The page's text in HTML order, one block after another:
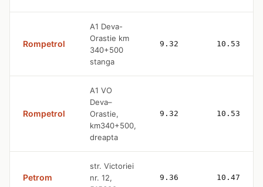
Rompetrol
A1 Deva-
Orastie km
340+500
stanga
9.32 10.53
Rompetrol
A1 VO
Deva–
Orastie,
km340+500,
dreapta
9.32 10.53
Petrom
str. Victoriei
nr. 12,
9.36 10.47